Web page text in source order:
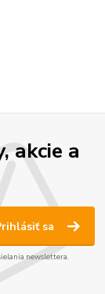
akcie a
sa
newslettera.